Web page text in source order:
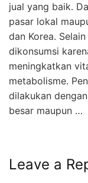
jual yang baik.
pasar lokal
dan Korea.
dikonsumsi
meningkatkan
metabolisme.
dilakukan
besar maupun …
Leave a